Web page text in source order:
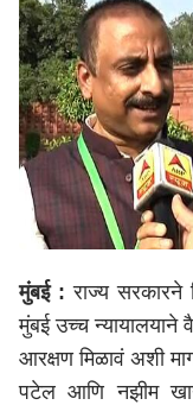
मुंबई : राज्य सरकारने
मुंबई उच्च न्यायालयाने
आरक्षण मिळावं अशी
पटेल आणि नझीम